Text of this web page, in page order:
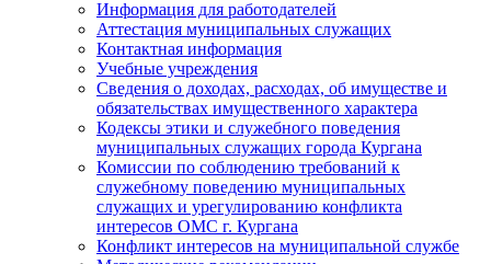
Информация для работодателей
Аттестация муниципальных служащих
Контактная информация
Учебные учреждения
Сведения о доходах, расходах, об имуществе и
обязательствах имущественного характера
Кодексы этики и служебного поведения
муниципальных служащих города Кургана
Комиссии по соблюдению требований к
служебному поведению муниципальных
служащих и урегулированию конфликта
интересов ОМС г. Кургана
Конфликт интересов на муниципальной службе